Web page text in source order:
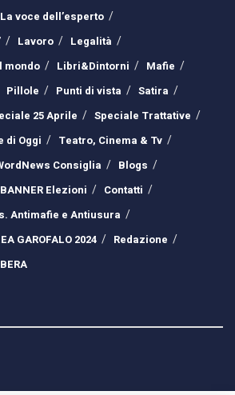
La voce dell’esperto
Lavoro
Legalità
mondo
Libri&Dintorni
Mafie
Pillole Punti di vista
Satira
25 Aprile
Speciale Trattative
di Oggi
Teatro, Cinema & Tv
Consiglia
Blogs
BANNER Elezioni
Contatti
Antimafie e Antiusura
GAROFALO 2024
Redazione